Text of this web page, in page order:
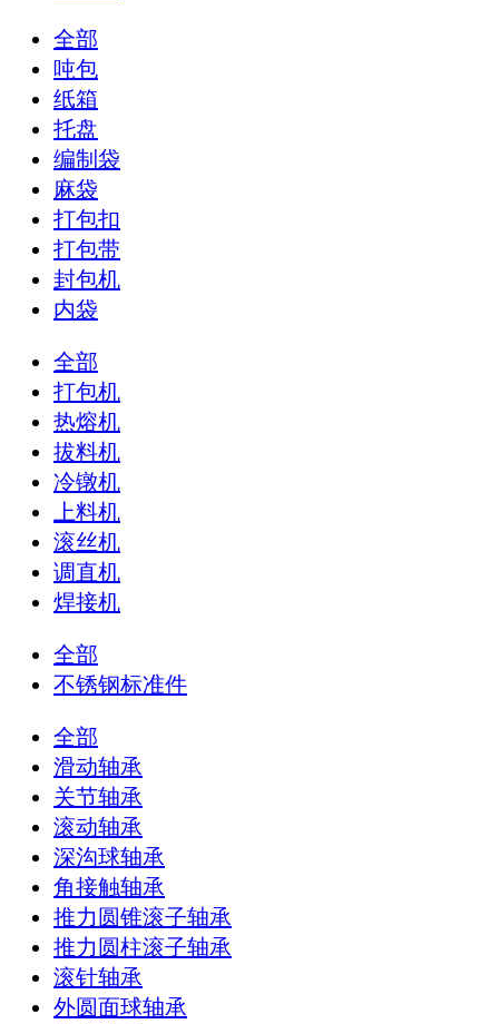
全部
吨包
纸箱
托盘
编制袋
麻袋
打包扣
打包带
封包机
内袋
全部
打包机
热熔机
拔料机
冷镦机
上料机
滚丝机
调直机
焊接机
全部
不锈钢标准件
全部
滑动轴承
关节轴承
滚动轴承
深沟球轴承
角接触轴承
推力圆锥滚子轴承
推力圆柱滚子轴承
滚针轴承
外圆面球轴承